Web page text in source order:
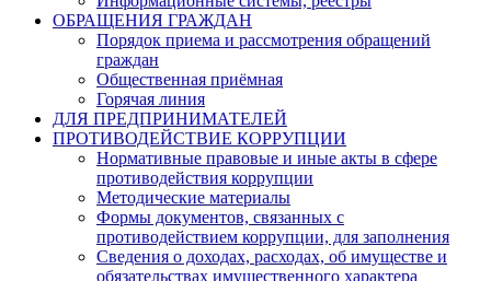
ОБРАЩЕНИЯ ГРАЖДАН
Порядок приема и рассмотрения обращений
граждан
Общественная приёмная
Горячая линия
ДЛЯ ПРЕДПРИНИМАТЕЛЕЙ
ПРОТИВОДЕЙСТВИЕ КОРРУПЦИИ
Нормативные правовые и иные акты в сфере
противодействия коррупции
Методические материалы
Формы документов, связанных с
противодействием коррупции, для заполнения
Сведения о доходах, расходах, об имуществе и
обязательствах имущественного характера